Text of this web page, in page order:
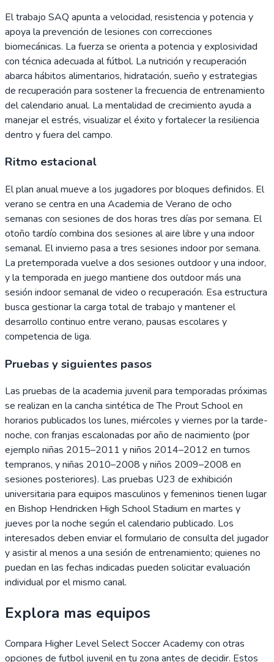
El trabajo SAQ apunta a velocidad, resistencia y potencia y
apoya la prevención de lesiones con correcciones
biomecánicas. La fuerza se orienta a potencia y explosividad
con técnica adecuada al fútbol. La nutrición y recuperación
abarca hábitos alimentarios, hidratación, sueño y estrategias
de recuperación para sostener la frecuencia de entrenamiento
del calendario anual. La mentalidad de crecimiento ayuda a
manejar el estrés, visualizar el éxito y fortalecer la resiliencia
dentro y fuera del campo.
Ritmo estacional
El plan anual mueve a los jugadores por bloques definidos. El
verano se centra en una Academia de Verano de ocho
semanas con sesiones de dos horas tres días por semana. El
otoño tardío combina dos sesiones al aire libre y una indoor
semanal. El invierno pasa a tres sesiones indoor por semana.
La pretemporada vuelve a dos sesiones outdoor y una indoor,
y la temporada en juego mantiene dos outdoor más una
sesión indoor semanal de video o recuperación. Esa estructura
busca gestionar la carga total de trabajo y mantener el
desarrollo continuo entre verano, pausas escolares y
competencia de liga.
Pruebas y siguientes pasos
Las pruebas de la academia juvenil para temporadas próximas
se realizan en la cancha sintética de The Prout School en
horarios publicados los lunes, miércoles y viernes por la tarde-
noche, con franjas escalonadas por año de nacimiento (por
ejemplo niñas 2015–2011 y niños 2014–2012 en turnos
tempranos, y niñas 2010–2008 y niños 2009–2008 en
sesiones posteriores). Las pruebas U23 de exhibición
universitaria para equipos masculinos y femeninos tienen lugar
en Bishop Hendricken High School Stadium en martes y
jueves por la noche según el calendario publicado. Los
interesados deben enviar el formulario de consulta del jugador
y asistir al menos a una sesión de entrenamiento; quienes no
puedan en las fechas indicadas pueden solicitar evaluación
individual por el mismo canal.
Explora mas equipos
Compara Higher Level Select Soccer Academycon otras
opciones de futbol juvenil en tu zona antes de decidir. Estos